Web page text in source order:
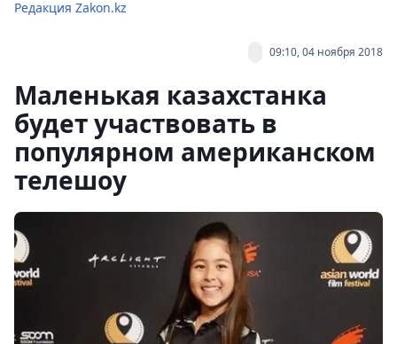
Редакция Zakon.kz
09:10, 04 ноября 2018
Маленькая казахстанка
будет участвовать в
популярном американском
телешоу